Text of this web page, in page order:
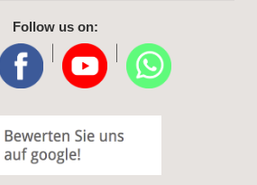
Follow us on: